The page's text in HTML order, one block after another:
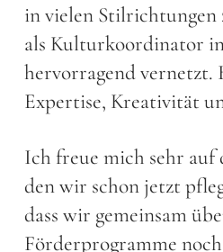
in vielen Stilrichtungen
als Kulturkoordinator
hervorragend vernetzt.
Expertise, Kreativität
Ich freue mich sehr auf
den wir schon jetzt
dass wir gemeinsam
Förderprogramme